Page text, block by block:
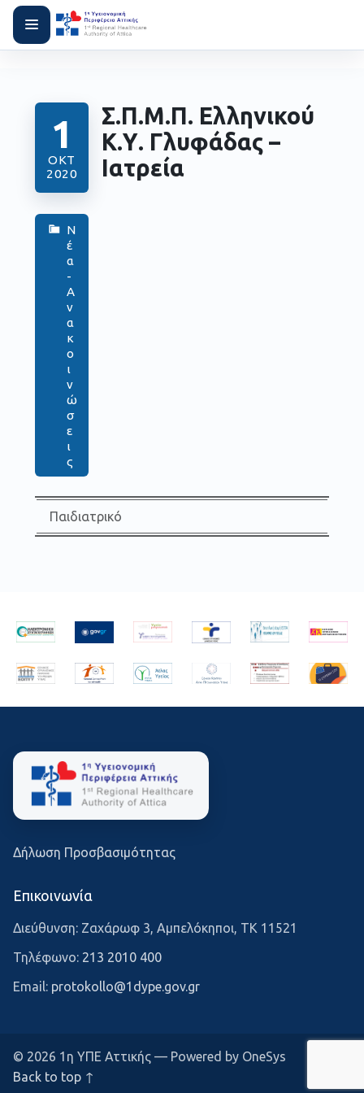
1
ΟΚΤ
2020
Ν
έ
α
-
Α
ν
α
κ
ο
ι
ν
ώ
σ
ε
ι
ς
Σ.Π.Μ.Π. Ελληνικού
Κ.Υ. Γλυφάδας –
Ιατρεία
Παιδιατρικό
Δήλωση Προσβασιμότητας
Επικοινωνία
Διεύθυνση: Ζαχάρωφ 3, Αμπελόκηποι, ΤΚ 11521
Τηλέφωνο: 213 2010 400
Email: protokollo@1dype.gov.gr
© 2026 1η ΥΠΕ Αττικής — Powered by OneSys
Back to top ↑